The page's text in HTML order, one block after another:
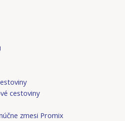
cestoviny
zmesi Promix